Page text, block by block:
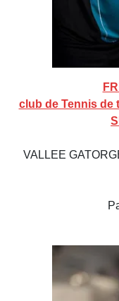
club de Tennis de
VALLEE